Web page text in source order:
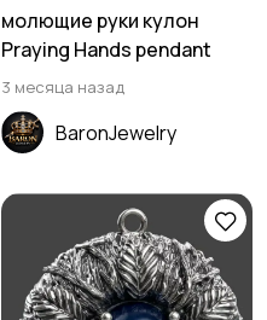
молющие руки кулон
Praying Hands pendant
3 месяца назад
BaronJewelry